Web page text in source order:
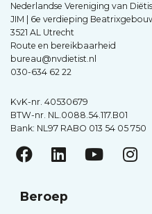
Nederlandse Vereniging van
JIM | 6e verdieping
3521 AL Utrecht
Route en bereikbaarheid
bureau@nvdietist.nl
030-634 62 22
KvK-nr. 40530679
BTW-nr. NL.0088.54.117.B01
Bank: NL97 RABO 013 54 05 750
Beroep